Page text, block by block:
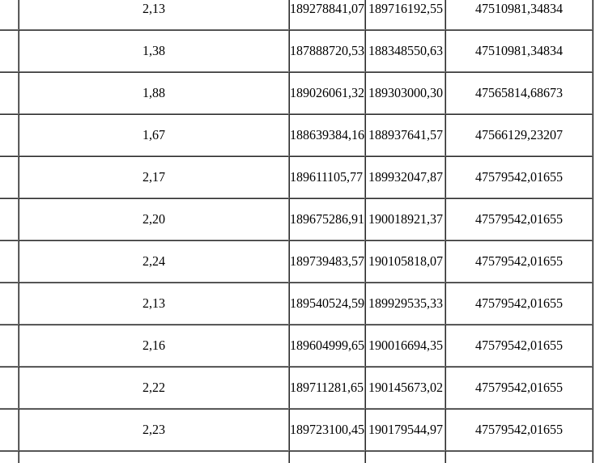
2,13 189278841,07 189716192,55 47510981,34834
1,38 187888720,53 188348550,63 47510981,34834
1,88 189026061,32 189303000,30 47565814,68673
1,67 188639384,16 188937641,57 47566129,23207
2,17 189611105,77 189932047,87 47579542,01655
2,20 189675286,91 190018921,37 47579542,01655
2,24 189739483,57 190105818,07 47579542,01655
2,13 189540524,59 189929535,33 47579542,01655
2,16 189604999,65 190016694,35 47579542,01655
2,22 189711281,65 190145673,02 47579542,01655
2,23 189723100,45 190179544,97 47579542,01655